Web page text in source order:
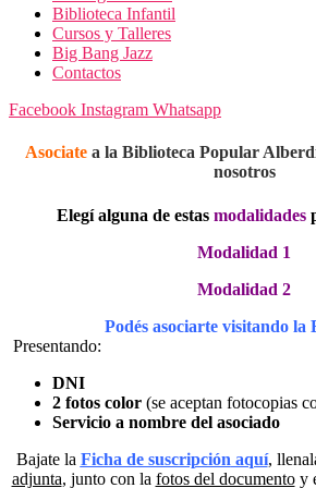
Biblioteca Infantil
Cursos y Talleres
Big Bang Jazz
Contactos
Facebook Instagram Whatsapp
Asociatea la Biblioteca Popular
nosotros
Elegí alguna de estas modalidades
Modalidad 1
Modalidad 2
Podés asociarte visitando la
Presentando:
DNI
2 fotos color (se aceptan fotocopias
Servicio a nombre del asociado
Bajate la Ficha de suscripción aquí,
adjunta, junto con la fotos del documentoy